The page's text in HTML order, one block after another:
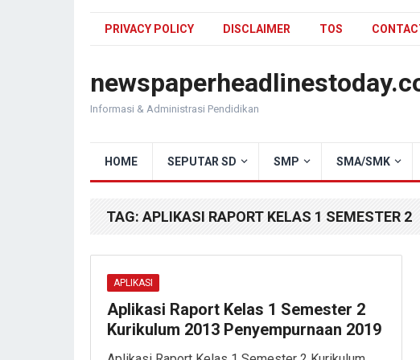
PRIVACY POLICY DISCLAIMER TOS
Informasi & Administrasi Pendidikan
HOME SEPUTAR SD SMP SMA/SMK
TAG: APLIKASI RAPORT KELAS 1 SEMESTER 2
APLIKASI
Aplikasi Raport Kelas 1 Semester 2
Kurikulum 2013 Penyempurnaan 2019